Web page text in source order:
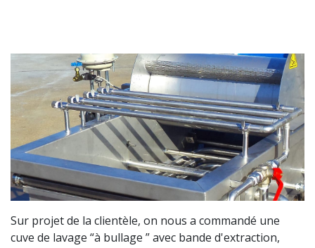
Sur projet de la clientèle, on nous a commandé une
cuve de lavage “à bullage ” avec bande d'extraction,